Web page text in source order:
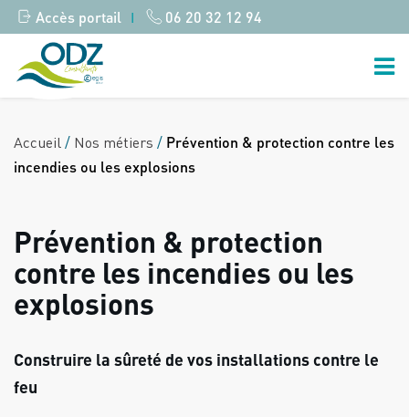
Accès portail | 06 20 32 12 94
Accueil / Nos métiers / Prévention & protection contre les
incendies ou les explosions
Prévention & protection
contre les incendies ou les
explosions
Construire la sûreté de vos installations contre le
feu